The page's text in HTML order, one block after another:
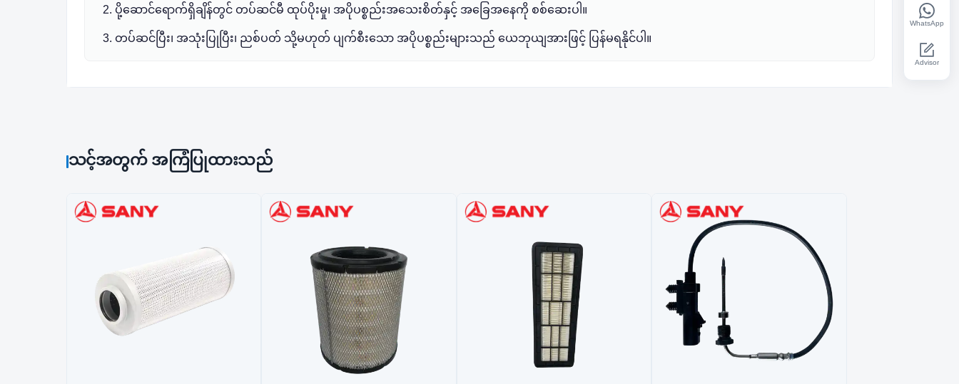
ပို့ဆောင်ရောက်ရှိချိန်တွင် တပ်ဆင်မီ ထုပ်ပိုးမှု၊ အပိုပစ္စည်းအသေးစိတ်နှင့် အခြေအနေကို စစ်ဆေးပါ။
တပ်ဆင်ပြီး၊ အသုံးပြုပြီး၊ ညစ်ပတ် သို့မဟုတ် ပျက်စီးသော အပိုပစ္စည်းများသည် ယေဘုယျအားဖြင့် ပြန်မရနိုင်ပါ။
သင့်အတွက် အကြံပြုထားသည်
WhatsApp
Advisor